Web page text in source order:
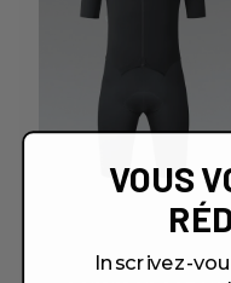
VOUS
Inscrivez-